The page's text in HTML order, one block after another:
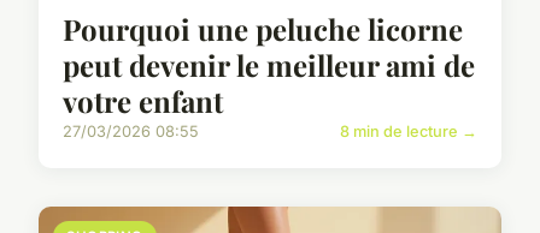
Pourquoi une peluche licorne
peut devenir le meilleur ami de
votre enfant
27/03/2026 08:55 8 min de lecture →